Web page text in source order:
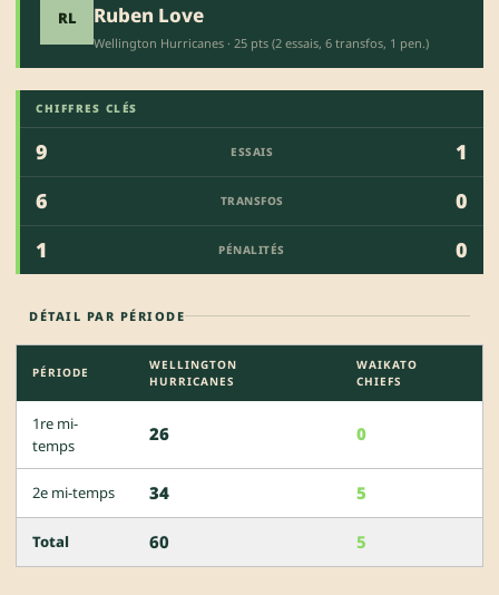
RL Ruben Love
Wellington Hurricanes · 25 pts (2 essais, 6 transfos, 1 pen.)
CHIFFRES CLÉS
9 ESSAIS
1
6
TRANSFOS
0
1
PÉNALITÉS 0
DÉTAIL PAR PÉRIODE
PÉRIODE
WELLINGTON
HURRICANES
WAIKATO
CHIEFS
1re mi-
temps
26 0
2e mi-temps 34 5
Total 60 5